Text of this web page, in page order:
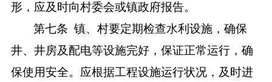
形，应及时向村委会或镇政府报告。
第七条 镇、村要定期检查水利设施，确保
井、井房及配电等设施完好，保证正常运行，确
保使用安全。应根据工程设施运行状况，及时进